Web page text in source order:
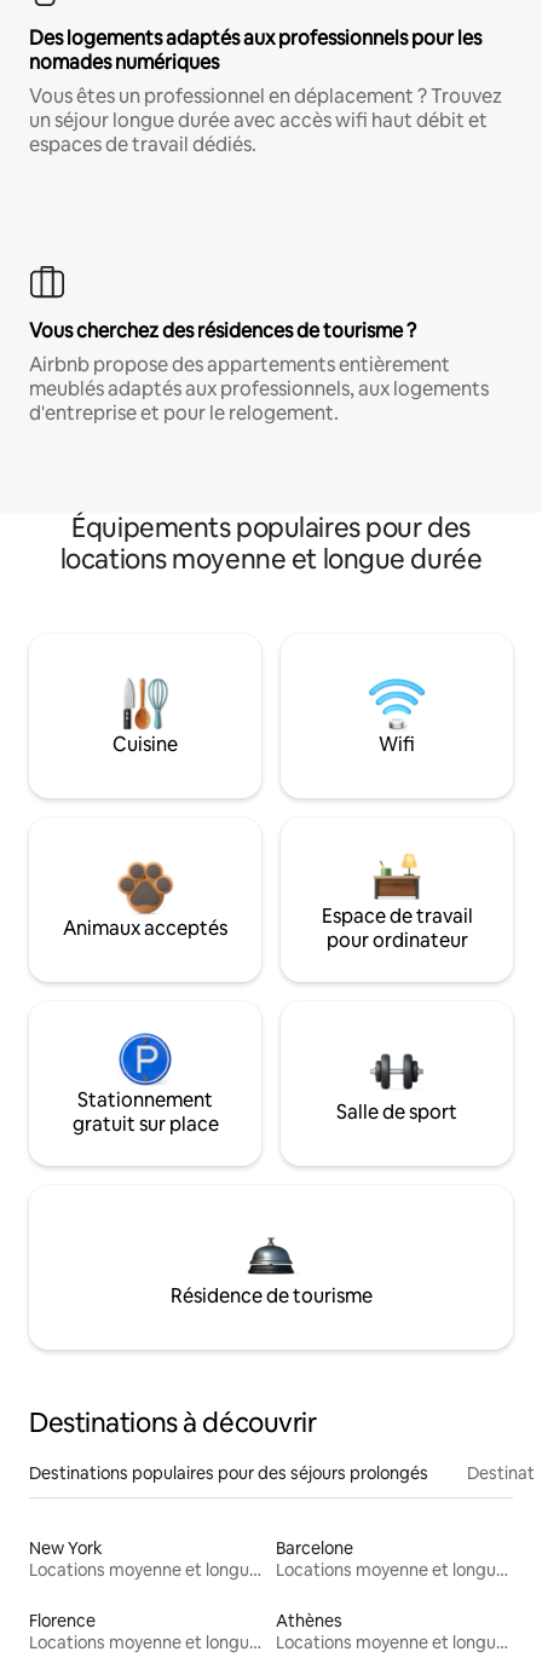
Des logements adaptés aux professionnels pour les
nomades numériques
Vous êtes un professionnel en déplacement ? Trouvez
un séjour longue durée avec accès wifi haut débit et
espaces de travail dédiés.
Vous cherchez des résidences de tourisme ?
Airbnb propose des appartements entièrement
meublés adaptés aux professionnels, aux logements
d'entreprise et pour le relogement.
Équipements populaires pour des
locations moyenne et longue durée
Cuisine Wifi
Animaux acceptés
Espace de travail
pour ordinateur
Stationnement
gratuit sur place
Salle de sport
Résidence de tourisme
Destinations à découvrir
Destinations populaires pour des séjours prolongés
New York
Locations moyenne et longue durée
Barcelone
Locations moyenne et longue durée
Florence
Locations moyenne et longue durée
Athènes
Locations moyenne et longue durée